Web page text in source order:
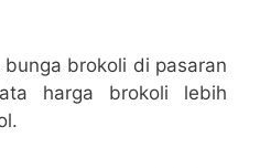
brokoli di pasaran
harga brokoli lebih